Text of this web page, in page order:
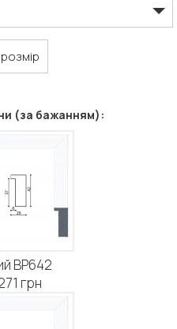
(за бажанням):
BP642
грн